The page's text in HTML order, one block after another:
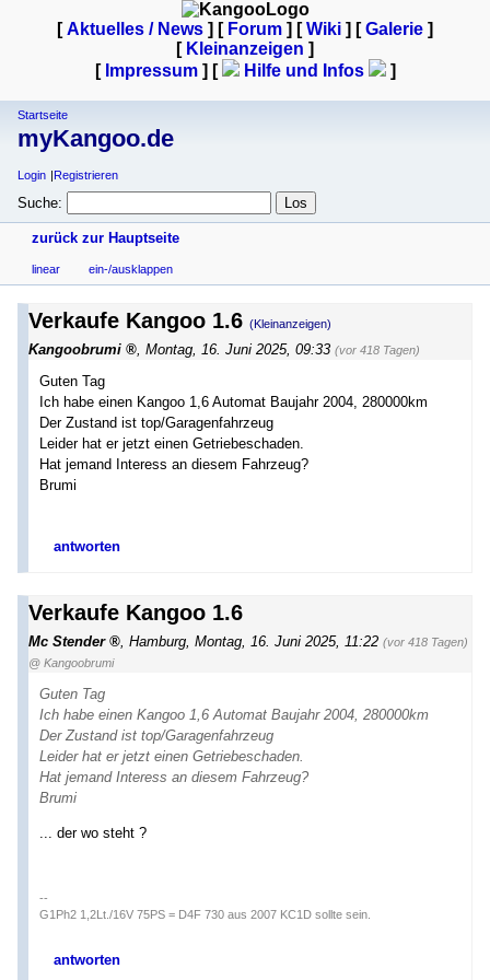
[Aktuelles / News ] [ Forum ] [Wiki ] [Galerie ]
[ Kleinanzeigen ]
[ Impressum] [ Hilfe und Infos ]
Startseite
myKangoo.de
Login Registrieren
Suche:
zurück zur Hauptseite
linear ein-/ausklappen
Verkaufe Kangoo 1.6 (Kleinanzeigen)
Kangoobrumi Montag, 16. Juni 2025, 09:33 (vor 418 Tagen)
Guten Tag
Ich habe einen Kangoo 1,6 Automat Baujahr 2004, 280000km
Der Zustand ist top/Garagenfahrzeug
Leider hat er jetzt einen Getriebeschaden.
Hat jemand Interess an diesem Fahrzeug?
Brumi
antworten
Verkaufe Kangoo 1.6
Mc Stender Hamburg Montag, 16. Juni 2025, 11:22 (vor 418 Tagen)
@ Kangoobrumi
Guten Tag
Ich habe einen Kangoo 1,6 Automat Baujahr 2004, 280000km
Der Zustand ist top/Garagenfahrzeug
Leider hat er jetzt einen Getriebeschaden.
Hat jemand Interess an diesem Fahrzeug?
Brumi
... der wo steht ?
--
G1Ph2 1,2Lt./16V 75PS = D4F 730 aus 2007 KC1D sollte sein.
antworten